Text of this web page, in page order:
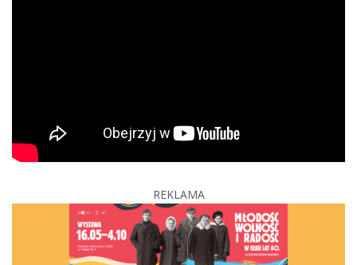
REKLAMA